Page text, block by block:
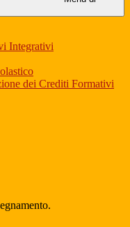
Integrativi
dei Crediti Formativi